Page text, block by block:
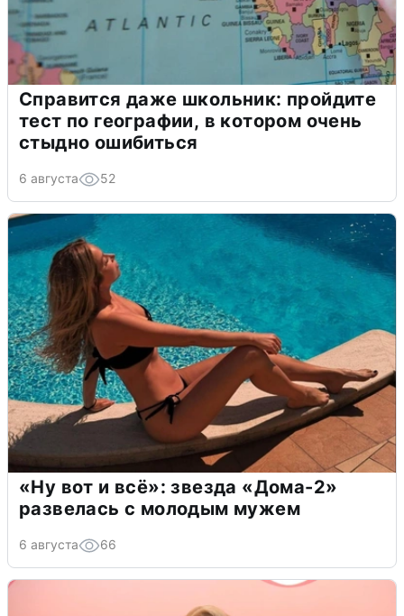
Справится даже школьник: пройдите
тест по географии, в котором очень
стыдно ошибиться
6 августа 52
«Ну вот и всё»: звезда «Дома-2»
развелась с молодым мужем
6 августа 66